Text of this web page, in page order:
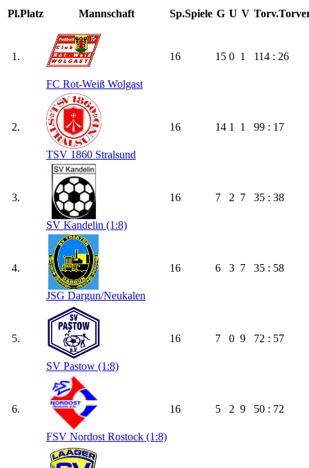
Pl.Platz Mannschaft Sp.Spiele G U V Torv.
1.
FC Rot-Weiß Wolgast
16 15 0 1 114 : 26
2.
TSV 1860 Stralsund
16 14 1 1 99 : 17
3.
SV Kandelin (1:8)
16 7 2 7 35 : 38
4.
JSG Dargun/​Neukalen
16 6 3 7 35 : 58
5.
SV Pastow (1:8)
16 7 0 9 72 : 57
6.
FSV Nordost Rostock (1:8)
16 5 2 9 50 : 72